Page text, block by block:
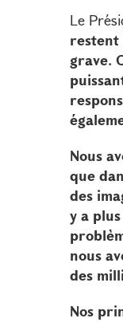
Le
restent
grave.
Nous
que
des
y a
nous
des
Nos